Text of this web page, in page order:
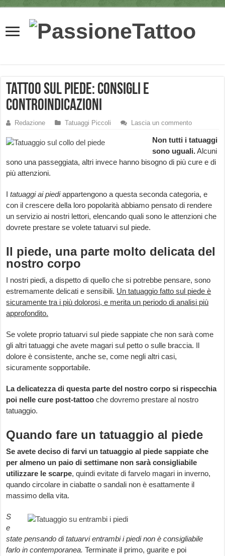
Tattoo sul piede: consigli e
controindicazioni
Redazione Tatuaggi Piccoli Lascia un commento
Non tutti i tatuaggi
sono uguali.Alcuni
sono una passeggiata, altri invece hanno bisogno di più cure e di
più attenzioni.
Itatuaggi ai piediappartengono a questa seconda categoria, e
con il crescere della loro popolarità abbiamo pensato di rendere
un servizio ai nostri lettori, elencando quali sono le attenzioni che
dovrete prestare se volete tatuarvi sul piede.
Il piede, una parte molto delicata del
nostro corpo
I nostri piedi, a dispetto di quello che si potrebbe pensare, sono
estremamente delicati e sensibili. Un tatuaggio fatto sul piede è
sicuramente tra i più dolorosi, e merita un periodo di analisi più
approfondito.
Se volete proprio tatuarvi sul piede sappiate che non sarà come
gli altri tatuaggi che avete magari sul petto o sulle braccia. Il
dolore è consistente, anche se, come negli altri casi,
sicuramente sopportabile.
La delicatezza di questa parte del nostro corpo si rispecchia
poi nelle cure post-tattoo che dovremo prestare al nostro
tatuaggio.
Quando fare un tatuaggio al piede
Se avete deciso di farvi un tatuaggio al piede sappiate che
per almeno un paio di settimane non sarà consigliabile
utilizzare le scarpe, quindi evitate di farvelo magari in inverno,
quando circolare in ciabatte o sandali non è esattamente il
massimo della vita.
S
e
state pensando di tatuarvi entrambi i piedi non è consigliabile
farlo in contemporanea. Terminate il primo, guarite e poi